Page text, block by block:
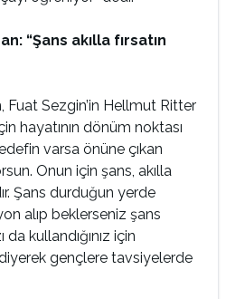
“Şans akılla fırsatın
Fuat Sezgin’in Hellmut Ritter
hayatının dönüm noktası
varsa önüne çıkan
Onun için şans, akılla
Şans durduğun yerde
alıp beklerseniz şans
da kullandığınız için
gençlere tavsiyelerde